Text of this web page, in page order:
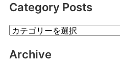
Category Posts
Category
Archive